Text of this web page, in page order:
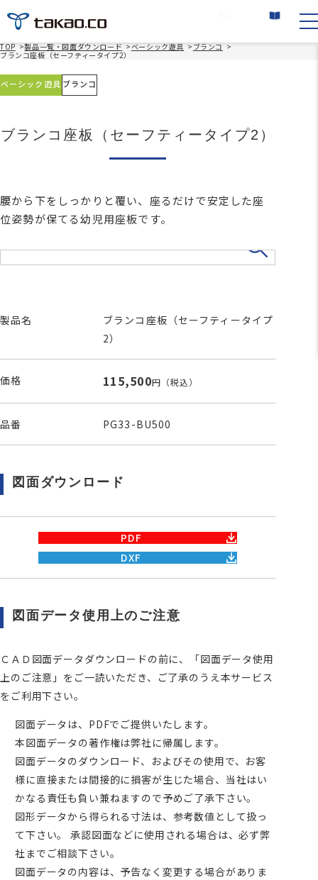
TOP >製品一覧・図面ダウンロード >ベーシック遊具 > ブランコ >
ブランコ座板（セーフティータイプ2）
ベーシック遊具 ブランコ
ブランコ座板（セーフティータイプ2）
腰から下をしっかりと覆い、座るだけで安定した座
位姿勢が保てる幼児用座板です。
製品名
ブランコ座板（セーフティータイプ
2）
価格 115,500円 （税込）
品番 PG33-BU500
図面ダウンロード
PDF
DXF
図面データ使用上のご注意
ＣＡＤ図面データダウンロードの前に、「図面データ使用
上のご注意」をご一読いただき、ご了承のうえ本サービス
をご利用下さい。
図面データは、PDFでご提供いたします。
本図面データの著作権は弊社に帰属します。
図面データのダウンロード、およびその使用で、お客
様に直接または間接的に損害が生じた場合、当社はい
かなる責任も負い兼ねますので予めご了承下さい。
図形データから得られる寸法は、参考数値として扱っ
て下さい。 承認図面などに使用される場合は、必ず弊
社までご相談下さい。
図面データの内容は、予告なく変更する場合がありま